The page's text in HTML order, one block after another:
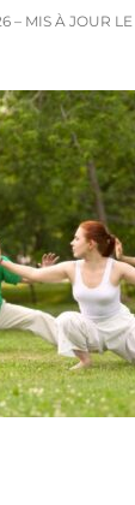
– MIS À JOUR LE